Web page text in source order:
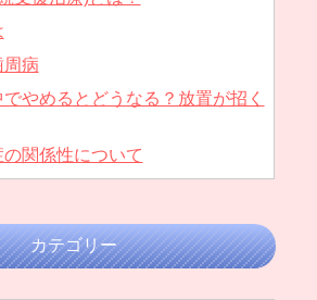
周病
やめるとどうなる？放置が招く
関係性について
カテゴリー